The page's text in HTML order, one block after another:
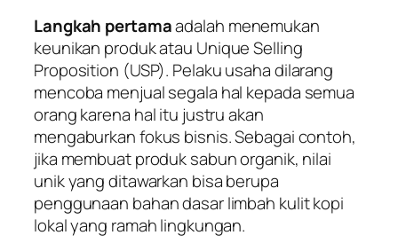
Langkah pertamaadalah menemukan
keunikan produk atau Unique Selling
Proposition (USP). Pelaku usaha dilarang
mencoba menjual segala hal kepada semua
orang karena hal itu justru akan
mengaburkan fokus bisnis. Sebagai contoh,
jika membuat produk sabun organik, nilai
unik yang ditawarkan bisa berupa
penggunaan bahan dasar limbah kulit kopi
lokal yang ramah lingkungan.